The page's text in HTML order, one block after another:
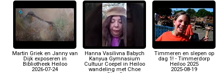
Martin Griek en Janny van
Dijk exposeren in
Bibliotheek Heiloo
2026-07-24
Hanna Vasilivna Babych
Kanyua Gymnasium
Cultuur Coepel in Heiloo
wandeling met Choe
Timmeren en slepen op
dag 1! - Timmerdorp
Heiloo 2025
2025-08-19